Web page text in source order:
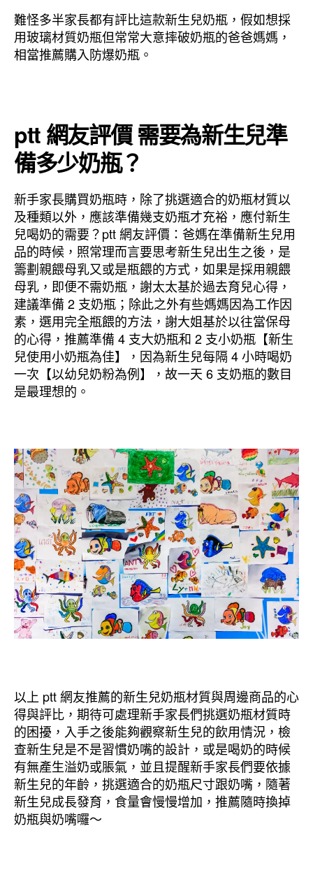
難怪多半家長都有評比這款新生兒奶瓶，假如想採
用玻璃材質奶瓶但常常大意摔破奶瓶的爸爸媽媽，
相當推薦購入防爆奶瓶。
ptt 網友評價 需要為新生兒準
備多少奶瓶？
新手家長購買奶瓶時，除了挑選適合的奶瓶材質以
及種類以外，應該準備幾支奶瓶才充裕，應付新生
兒喝奶的需要？ptt 網友評價：爸媽在準備新生兒用
品的時候，照常理而言要思考新生兒出生之後，是
籌劃親餵母乳又或是瓶餵的方式，如果是採用親餵
母乳，即便不需奶瓶，謝太太基於過去育兒心得，
建議準備 2 支奶瓶；除此之外有些媽媽因為工作因
素，選用完全瓶餵的方法，謝大姐基於以往當保母
的心得，推薦準備 4 支大奶瓶和 2 支小奶瓶【新生
兒使用小奶瓶為佳】，因為新生兒每隔 4 小時喝奶
一次【以幼兒奶粉為例】，故一天 6 支奶瓶的數目
是最理想的。
以上 ptt 網友推薦的新生兒奶瓶材質與周邊商品的心
得與評比，期待可處理新手家長們挑選奶瓶材質時
的困擾，入手之後能夠觀察新生兒的飲用情況，檢
查新生兒是不是習慣奶嘴的設計，或是喝奶的時候
有無產生溢奶或脹氣，並且提醒新手家長們要依據
新生兒的年齡，挑選適合的奶瓶尺寸跟奶嘴，隨著
新生兒成長發育，食量會慢慢增加，推薦隨時換掉
奶瓶與奶嘴囉～